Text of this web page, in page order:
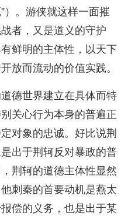
）。游侠就这样一面摧
者，又是道义的守护
鲜明的主体性，以天下
放而流动的价值实践。
德世界建立在具体而特
关心行为本身的普遍正
对象的忠诚。好比说荆
出于荆轲反对暴政的普
荆轲的道德主体性显然
刺秦的首要动机是燕太
偿的义务，也是出于某